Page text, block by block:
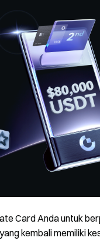
Card Anda untuk
kembali memiliki